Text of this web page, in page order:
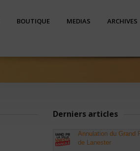
BOUTIQUE MEDIAS ARCHIVES
Derniers articles
Annulation du Grand
de Lanester